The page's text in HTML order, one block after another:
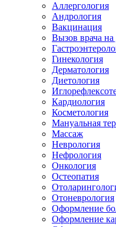
Аллергология
Андрология
Вакцинация
Вызов врача
Гинекология
Дерматология
Диетология
Кардиология
Косметология
Мануальная
Массаж
Неврология
Нефрология
Онкология
Остеопатия
Отоневрология
Оформление
Оформление